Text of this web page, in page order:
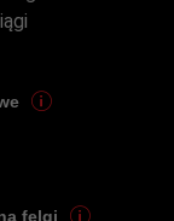
felgi